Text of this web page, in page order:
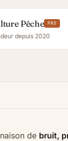
Pêche PRO
depuis 2020
de bruit,